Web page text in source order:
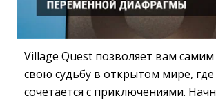
Village Quest позволяет вам
свою судьбу в открытом мире,
сочетается с приключениями.